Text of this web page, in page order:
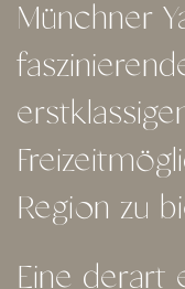
Münchner
Region zu
Eine derart